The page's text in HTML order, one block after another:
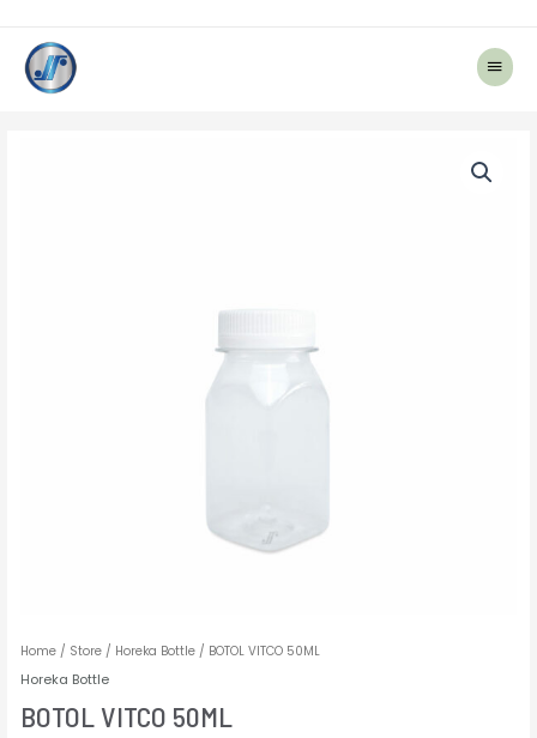
Main
Menu
Home/ Store/ Horeka Bottle/ BOTOL VITCO 50ML
Horeka Bottle
BOTOL VITCO 50ML